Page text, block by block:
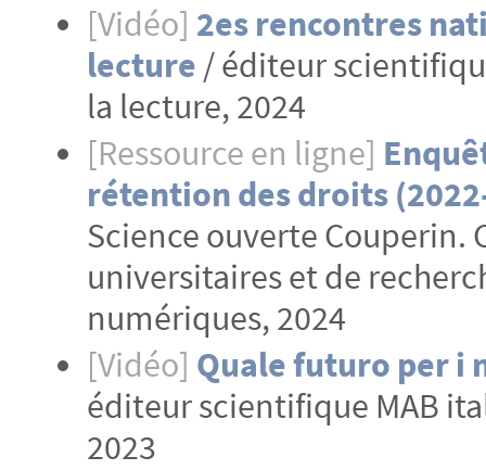
[Vidéo] 2es rencontres
lecture / éditeur
la lecture, 2024
[Ressource en ligne]
rétention des droits
Science ouverte
universitaires et de
numériques, 2024
[Vidéo] Quale futuro per i
éditeur scientifique MAB
2023